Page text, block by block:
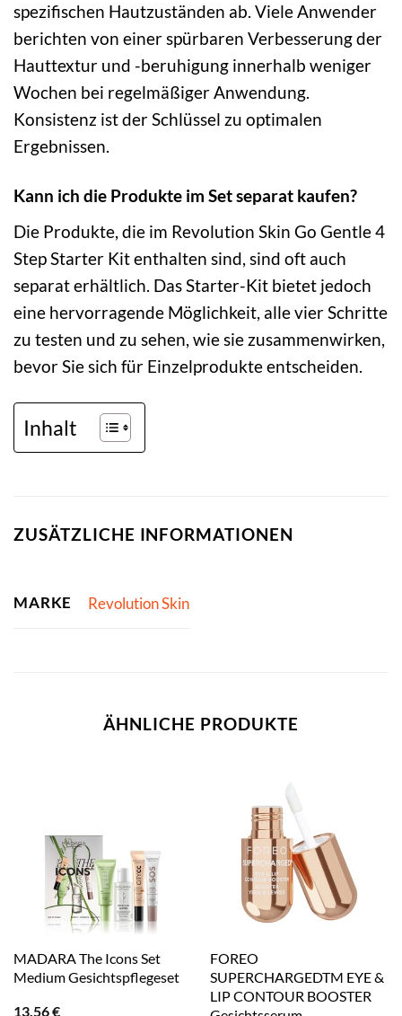
spezifischen Hautzuständen ab. Viele Anwender
berichten von einer spürbaren Verbesserung der
Hauttextur und -beruhigung innerhalb weniger
Wochen bei regelmäßiger Anwendung.
Konsistenz ist der Schlüssel zu optimalen
Ergebnissen.
Kann ich die Produkte im Set separat kaufen?
Die Produkte, die im Revolution Skin Go Gentle 4
Step Starter Kit enthalten sind, sind oft auch
separat erhältlich. Das Starter-Kit bietet jedoch
eine hervorragende Möglichkeit, alle vier Schritte
zu testen und zu sehen, wie sie zusammenwirken,
bevor Sie sich für Einzelprodukte entscheiden.
Inhalt
ZUSÄTZLICHE INFORMATIONEN
MARKE Revolution Skin
ÄHNLICHE PRODUKTE
MADARA The Icons Set
Medium Gesichtspflegeset
13,56€
FOREO
SUPERCHARGEDTM EYE &
LIP CONTOUR BOOSTER